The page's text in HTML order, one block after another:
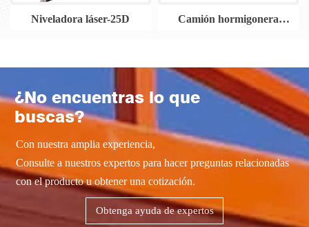
Niveladora láser-25D
Camión hormigonera
¿No encuentras lo que
buscas?
Con nuestra amplia experiencia,
Consulte a nuestros expertos para hacer preguntas relacionadas
con el producto u obtener una cotización.
Obtenga ayuda de expertos